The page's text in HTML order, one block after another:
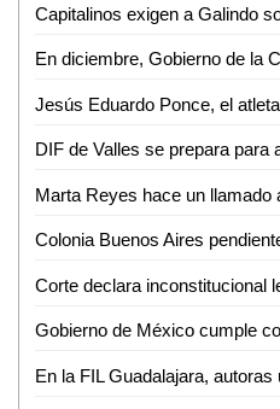
Corte declara inconstitucional